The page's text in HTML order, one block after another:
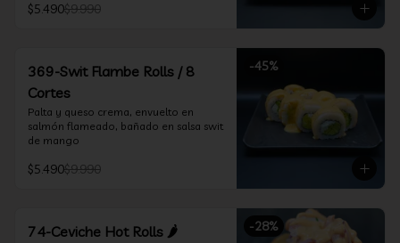
$5.490$9.990
-45%
369-Swit Flambe Rolls / 8
Cortes
Palta y queso crema, envuelto en
salmón flameado, bañado en salsa swit
de mango
$5.490$9.990
-28%
74-Ceviche Hot Rolls 🌶️